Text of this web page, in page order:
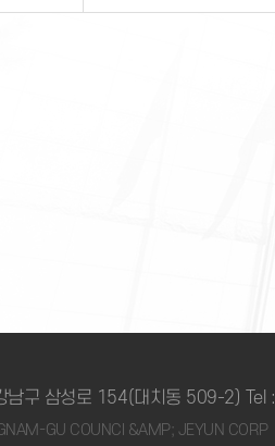
남구 삼성로 154(대치동 509-2) Tel :
GU COUNCI &AMP; JEYUN CORP